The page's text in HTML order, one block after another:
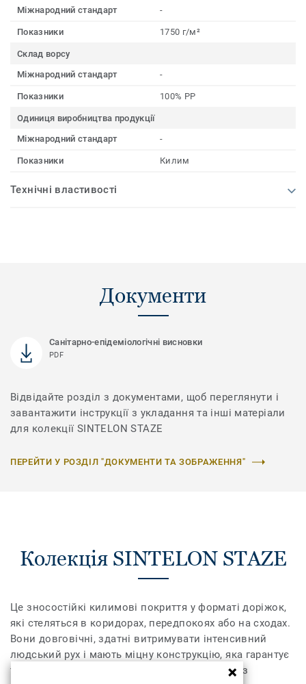
Міжнародний стандарт
-
Показники 1750 г/м²
Склад ворсу
Міжнародний стандарт
-
Показники 100% PP
Одиниця виробництва продукції
Міжнародний стандарт
-
Показники Килим
Технічні властивості
Документи
Санітарно-епідеміологічні висновки
PDF
Відвідайте розділ з документами, щоб переглянути і
завантажити інструкції з укладання та інші матеріали
для колекції SINTELON STAZE
ПЕРЕЙТИ У РОЗДІЛ "ДОКУМЕНТИ ТА ЗОБРАЖЕННЯ"
Колекція SINTELON STAZE
Це зносостійкі килимові покриття у форматі доріжок,
які стеляться в коридорах, передпокоях або на сходах.
Вони довговічні, здатні витримувати інтенсивний
людський рух і мають міцну конструкцію, яка гарантує
тривалий строк експлуатації. Виробляються з